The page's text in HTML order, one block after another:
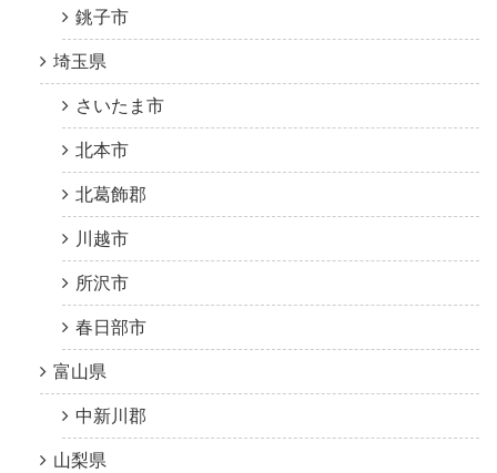
銚子市
埼玉県
さいたま市
北本市
北葛飾郡
川越市
所沢市
春日部市
富山県
中新川郡
山梨県